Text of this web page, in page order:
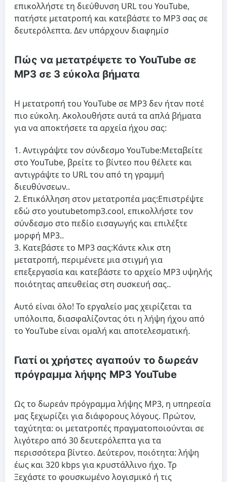
επικολλήστε τη διεύθυνση URL του YouTube,
πατήστε μετατροπή και κατεβάστε το MP3 σας σε
δευτερόλεπτα. Δεν υπάρχουν διαφημίσ
Πώς να μετατρέψετε το YouTube σε
MP3 σε 3 εύκολα βήματα
Η μετατροπή του YouTube σε MP3 δεν ήταν ποτέ
πιο εύκολη. Ακολουθήστε αυτά τα απλά βήματα
για να αποκτήσετε τα αρχεία ήχου σας:
Αντιγράψτε τον σύνδεσμο YouTube:Μεταβείτε
στο YouTube, βρείτε το βίντεο που θέλετε και
αντιγράψτε το URL του από τη γραμμή
διευθύνσεων..
Επικόλληση στον μετατροπέα μας:Επιστρέψτε
εδώ στο youtubetomp3.cool, επικολλήστε τον
σύνδεσμο στο πεδίο εισαγωγής και επιλέξτε
μορφή MP3..
Κατεβάστε το MP3 σας:Κάντε κλικ στη
μετατροπή, περιμένετε μια στιγμή για
επεξεργασία και κατεβάστε το αρχείο MP3 υψηλής
ποιότητας απευθείας στη συσκευή σας..
Αυτό είναι όλο! Το εργαλείο μας χειρίζεται τα
υπόλοιπα, διασφαλίζοντας ότι η λήψη ήχου από
το YouTube είναι ομαλή και αποτελεσματική.
Γιατί οι χρήστες αγαπούν το δωρεάν
πρόγραμμα λήψης MP3 YouTube
Ως το δωρεάν πρόγραμμα λήψης MP3, η υπηρεσία
μας ξεχωρίζει για διάφορους λόγους. Πρώτον,
ταχύτητα: οι μετατροπές πραγματοποιούνται σε
λιγότερο από 30 δευτερόλεπτα για τα
περισσότερα βίντεο. Δεύτερον, ποιότητα: λήψη
έως και 320 kbps για κρυστάλλινο ήχο. Τρ
Ξεχάστε το φουσκωμένο λογισμικό ή τις